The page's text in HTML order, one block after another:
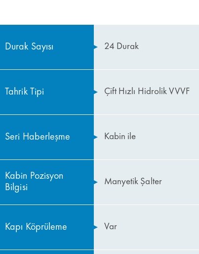
Durak Sayısı 24 Durak
Tahrik Tipi Çift Hızlı Hidrolik VVVF
Seri Haberleşme Kabin ile
Kabin Pozisyon
Bilgisi
Manyetik Şalter
Kapı Köprüleme Var